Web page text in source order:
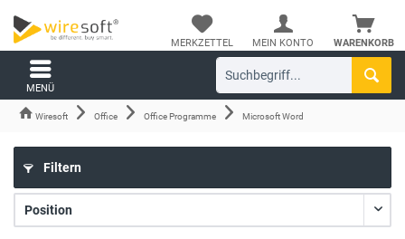
WARENKORB
MERKZETTEL MEIN KONTO
MENÜ
Wiresoft Office Office Programme Microsoft Word
Filtern